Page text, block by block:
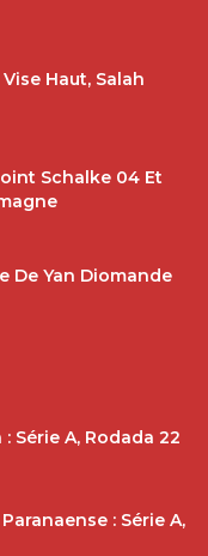
Haut, Salah
Schalke 04 Et
De Yan Diomande
Série A, Rodada 22
: Série A,